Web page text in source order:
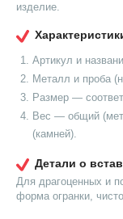
изделие.
Артикул и
Металл и проба
Размер —
Вес — общий
(камней).
Детали о
Для драгоценных и
форма огранки,